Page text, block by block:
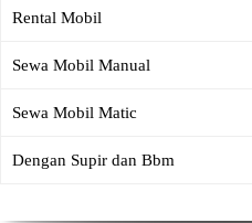
Rental Mobil
Sewa Mobil Manual
Sewa Mobil Matic
Dengan Supir dan Bbm